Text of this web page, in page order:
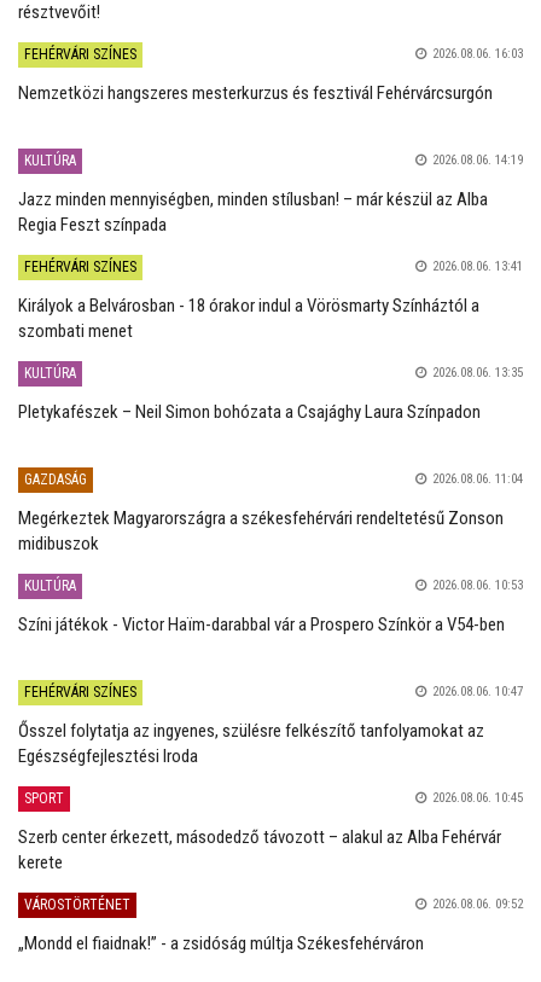
résztvevőit!
FEHÉRVÁRI SZÍNES 2026.08.06. 16:03
Nemzetközi hangszeres mesterkurzus és fesztivál Fehérvárcsurgón
KULTÚRA 2026.08.06. 14:19
Jazz minden mennyiségben, minden stílusban! – már készül az Alba
Regia Feszt színpada
FEHÉRVÁRI SZÍNES 2026.08.06. 13:41
Királyok a Belvárosban - 18 órakor indul a Vörösmarty Színháztól a
szombati menet
KULTÚRA 2026.08.06. 13:35
Pletykafészek – Neil Simon bohózata a Csajághy Laura Színpadon
GAZDASÁG 2026.08.06. 11:04
Megérkeztek Magyarországra a székesfehérvári rendeltetésű Zonson
midibuszok
KULTÚRA 2026.08.06. 10:53
Színi játékok - Victor Haïm-darabbal vár a Prospero Színkör a V54-ben
FEHÉRVÁRI SZÍNES 2026.08.06. 10:47
Ősszel folytatja az ingyenes, szülésre felkészítő tanfolyamokat az
Egészségfejlesztési Iroda
SPORT 2026.08.06. 10:45
Szerb center érkezett, másodedző távozott – alakul az Alba Fehérvár
kerete
VÁROSTÖRTÉNET 2026.08.06. 09:52
„Mondd el fiaidnak!” - a zsidóság múltja Székesfehérváron